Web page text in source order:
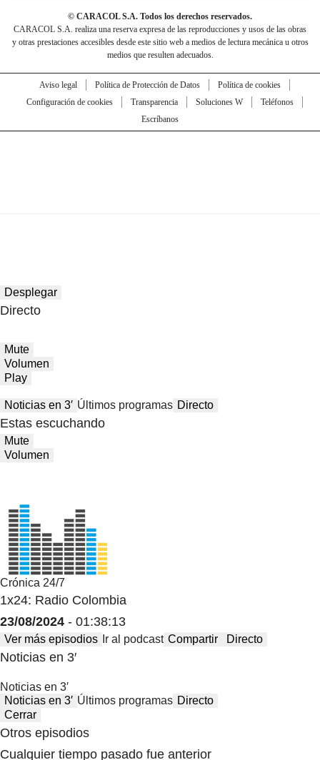
© CARACOL S.A. Todos los derechos reservados.
CARACOL S.A. realiza una reserva expresa de las reproducciones y usos de las obras
y otras prestaciones accesibles desde este sitio web a medios de lectura mecánica u otros
medios que resulten adecuados.
Aviso legal Política de Protección de Datos
Política de cookies
Configuración de cookies
Transparencia Soluciones W
Teléfonos
Escríbanos
Desplegar
Directo
Mute
Volumen
Play
Noticias en 3′ Últimos programas Directo
Estas escuchando
Mute
Volumen
Crónica 24/7
1x24: Radio Colombia
23/08/2024 - 01:38:13
Ver más episodios Ir al podcast Compartir Directo
Noticias en 3′
Noticias en 3′
Noticias en 3′ Últimos programas Directo
Cerrar
Otros episodios
Cualquier tiempo pasado fue anterior